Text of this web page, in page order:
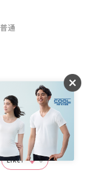
通
Like! 0